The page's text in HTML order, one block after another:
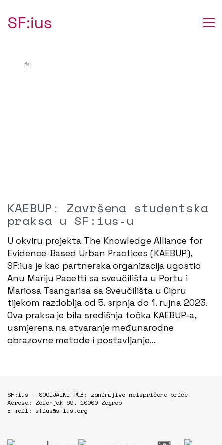
SF:ius
KAEBUP: Završena studentska
praksa u SF:ius-u
U okviru projekta The Knowledge Alliance for
Evidence-Based Urban Practices (KAEBUP),
SF:ius je kao partnerska organizacija ugostio
Anu Mariju Pacetti sa sveučilišta u Portu i
Mariosa Tsangarisa sa Sveučilišta u Cipru
tijekom razdoblja od 5. srpnja do 1. rujna 2023.
Ova praksa je bila središnja točka KAEBUP-a,
usmjerena na stvaranje međunarodne
obrazovne metode i postavljanje…
SF:ius – SOCIJALNI RUB: zanimljive neispričane priče
Adresa: Zelenjak 69, 10000 Zagreb
E-mail: sfius@sfius.org